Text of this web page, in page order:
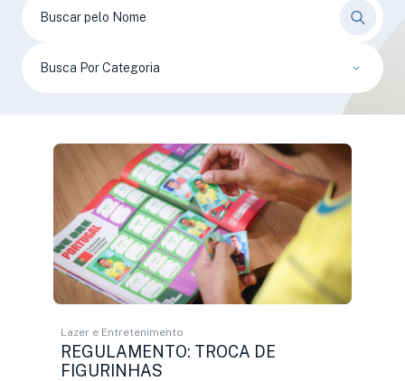
Busca Por Categoria
Lazer e Entretenimento
REGULAMENTO: TROCA DE
FIGURINHAS